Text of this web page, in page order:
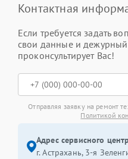
Контактная
Если требуется задать
свои данные и дежурный
проконсультирует Вас!
Отправляя заявку на ремонт
Политикой
Адрес сервисного
г. Астрахань, 3-я